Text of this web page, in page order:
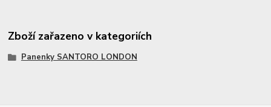
Zboží zařazeno v kategoriích
Panenky SANTORO LONDON